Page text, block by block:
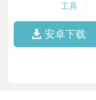
工具
安卓下载